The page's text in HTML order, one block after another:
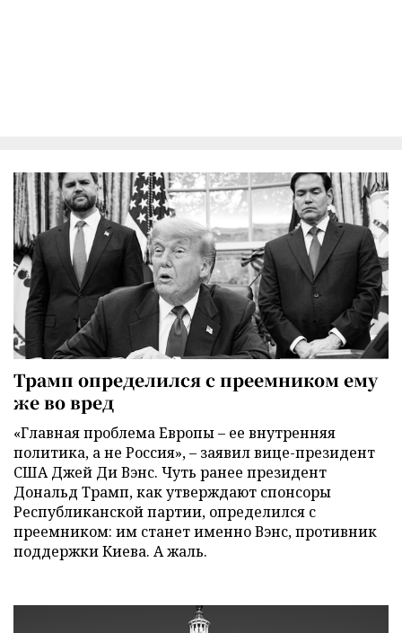
Трамп определился с преемником ему
же во вред
«Главная проблема Европы – ее внутренняя
политика, а не Россия», – заявил вице-президент
США Джей Ди Вэнс. Чуть ранее президент
Дональд Трамп, как утверждают спонсоры
Республиканской партии, определился с
преемником: им станет именно Вэнс, противник
поддержки Киева. А жаль.